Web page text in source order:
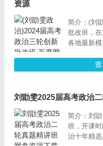
资源
简介：(刘
批改班，
各地最新模
刘勖雯2025届高考政治
简介：刘
班，开课
治十年精选